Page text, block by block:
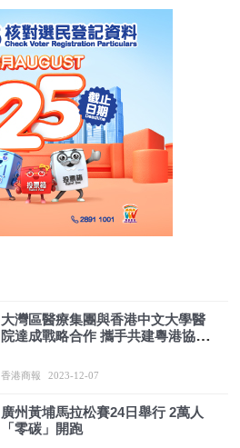
大灣區醫療集團與香港中文大學醫
院達成戰略合作 攜手共建粵港協作
香港商報 2023-12-07
廣州黃埔馬拉松賽24日舉行 2萬人
「零碳」開跑